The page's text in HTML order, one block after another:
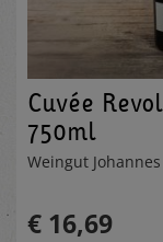
Cuvée
750ml
Weingut
€ 16,69